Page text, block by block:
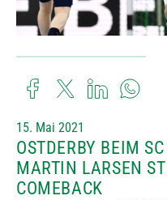
15. Mai 2021
OSTDERBY BEIM
MARTIN LARSEN
COMEBACK